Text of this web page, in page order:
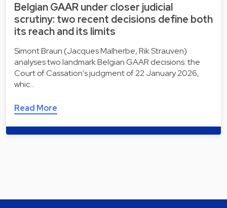
Belgian GAAR under closer judicial
scrutiny: two recent decisions define both
its reach and its limits
Simont Braun (Jacques Malherbe, Rik Strauven)
analyses two landmark Belgian GAAR decisions: the
Court of Cassation's judgment of 22 January 2026,
whic…
Read More